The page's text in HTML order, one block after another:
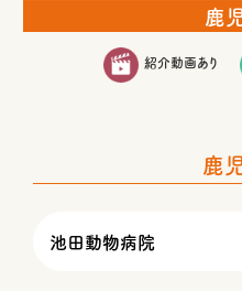
鹿
紹介動画あり
鹿
池田動物病院